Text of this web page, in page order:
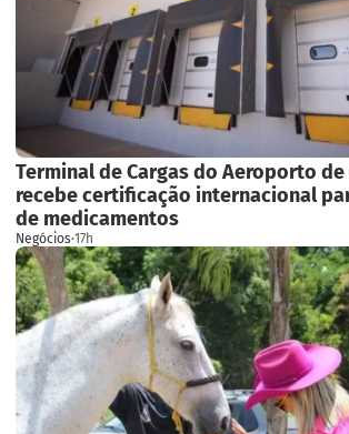
Terminal de Cargas do Aeroporto
recebe certificação internacional
de medicamentos
Negócios·17h